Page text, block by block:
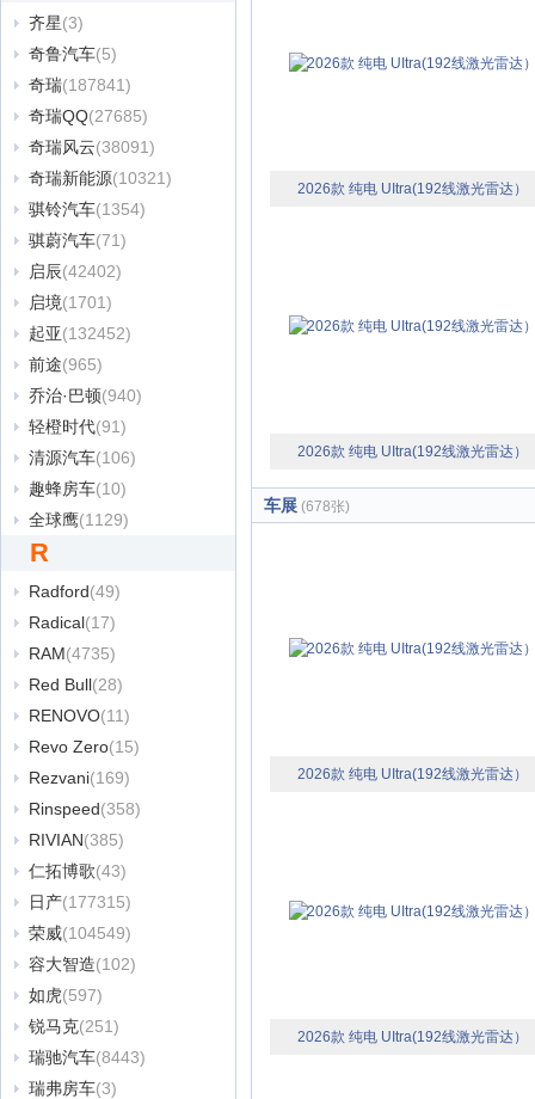
齐星(3)
奇鲁汽车(5)
奇瑞(187841)
奇瑞QQ(27685)
奇瑞风云(38091)
奇瑞新能源(10321)
骐铃汽车(1354)
骐蔚汽车(71)
启辰(42402)
启境(1701)
起亚(132452)
前途(965)
乔治·巴顿(940)
轻橙时代(91)
清源汽车(106)
趣蜂房车(10)
全球鹰(1129)
R
Radford(49)
Radical(17)
RAM(4735)
Red Bull(28)
RENOVO(11)
Revo Zero(15)
Rezvani(169)
Rinspeed(358)
RIVIAN(385)
仁拓博歌(43)
日产(177315)
荣威(104549)
容大智造(102)
如虎(597)
锐马克(251)
瑞驰汽车(8443)
瑞弗房车(3)
2026款 纯电 UItra(192线激光雷达）
2026款 纯电 UItra(192线激光雷达）
车展 (678张)
2026款 纯电 UItra(192线激光雷达）
2026款 纯电 UItra(192线激光雷达）